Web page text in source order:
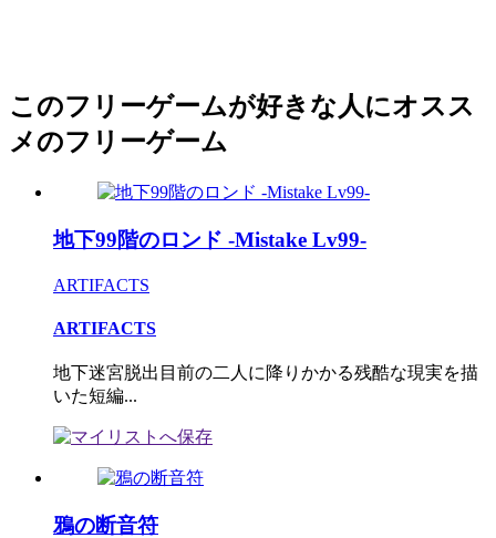
このフリーゲームが好きな人にオスス
メのフリーゲーム
地下99階のロンド -Mistake Lv99-
ARTIFACTS
ARTIFACTS
地下迷宮脱出目前の二人に降りかかる残酷な現実を描
いた短編...
鴉の断音符